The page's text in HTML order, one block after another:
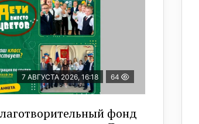
7 АВГУСТА 2026, 16:18 64
фонд